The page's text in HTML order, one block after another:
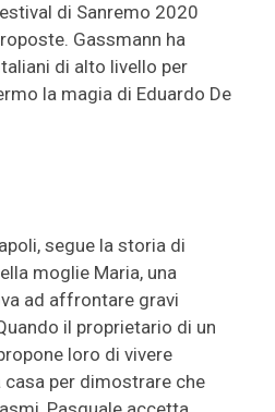
di Sanremo 2020
Gassmann ha
di alto livello per
la magia di Eduardo De
segue la storia di
moglie Maria, una
ad affrontare gravi
il proprietario di un
loro di vivere
per dimostrare che